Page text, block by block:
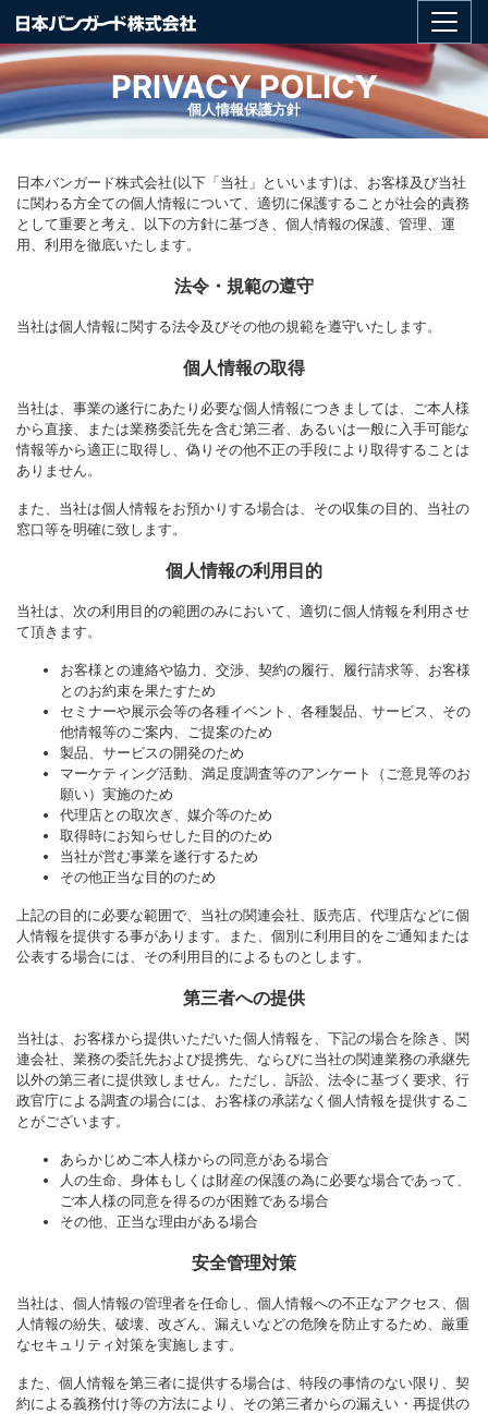
PRIVACY POLICY
個人情報保護方針
日本バンガード株式会社(以下「当社」といいます)は、お客様及び当社
に関わる方全ての個人情報について、適切に保護することが社会的責務
として重要と考え、以下の方針に基づき、個人情報の保護、管理、運
用、利用を徹底いたします。
法令・規範の遵守
当社は個人情報に関する法令及びその他の規範を遵守いたします。
個人情報の取得
当社は、事業の遂行にあたり必要な個人情報につきましては、ご本人様
から直接、または業務委託先を含む第三者、あるいは一般に入手可能な
情報等から適正に取得し、偽りその他不正の手段により取得することは
ありません。
また、当社は個人情報をお預かりする場合は、その収集の目的、当社の
窓口等を明確に致します。
個人情報の利用目的
当社は、次の利用目的の範囲のみにおいて、適切に個人情報を利用させ
て頂きます。
お客様との連絡や協力、交渉、契約の履行、履行請求等、お客様
とのお約束を果たすため
セミナーや展示会等の各種イベント、各種製品、サービス、その
他情報等のご案内、ご提案のため
製品、サービスの開発のため
マーケティング活動、満足度調査等のアンケート（ご意見等のお
願い）実施のため
代理店との取次ぎ、媒介等のため
取得時にお知らせした目的のため
当社が営む事業を遂行するため
その他正当な目的のため
上記の目的に必要な範囲で、当社の関連会社、販売店、代理店などに個
人情報を提供する事があります。また、個別に利用目的をご通知または
公表する場合には、その利用目的によるものとします。
第三者への提供
当社は、お客様から提供いただいた個人情報を、下記の場合を除き、関
連会社、業務の委託先および提携先、ならびに当社の関連業務の承継先
以外の第三者に提供致しません。ただし、訴訟、法令に基づく要求、行
政官庁による調査の場合には、お客様の承諾なく個人情報を提供するこ
とがございます。
あらかじめご本人様からの同意がある場合
人の生命、身体もしくは財産の保護の為に必要な場合であって、
ご本人様の同意を得るのが困難である場合
その他、正当な理由がある場合
安全管理対策
当社は、個人情報の管理者を任命し、個人情報への不正なアクセス、個
人情報の紛失、破壊、改ざん、漏えいなどの危険を防止するため、厳重
なセキュリティ対策を実施します。
また、個人情報を第三者に提供する場合は、特段の事情のない限り、契
約による義務付け等の方法により、その第三者からの漏えい・再提供の